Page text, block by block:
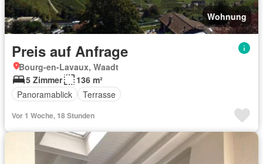
Wohnung
Preis auf Anfrage
Bourg-en-Lavaux, Waadt
5 Zimmer
136 m²
Panoramablick
Terrasse
Vor 1 Woche, 18 Stunden